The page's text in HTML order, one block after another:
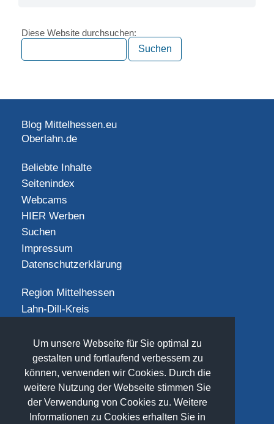
Um unsere Webseite für Sie optimal zu
gestalten und fortlaufend verbessern zu
können, verwenden wir Cookies. Durch die
weitere Nutzung der Webseite stimmen Sie
der Verwendung von Cookies zu. Weitere
Informationen zu Cookies erhalten Sie in
Diese Website durchsuchen:
Blog Mittelhessen.eu
Oberlahn.de
Beliebte Inhalte
Seitenindex
Webcams
HIER Werben
Suchen
Impressum
Datenschutzerklärung
Region Mittelhessen
Lahn-Dill-Kreis
Landkreis Limburg-Weilburg
Landkreis Marburg-Biedenkopf
Vogelsbergkreis
SOCIAL